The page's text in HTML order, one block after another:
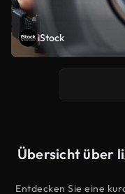
iStock
Übersicht über
Entdecken Sie eine